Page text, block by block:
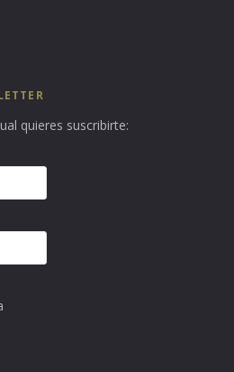
quieres suscribirte: